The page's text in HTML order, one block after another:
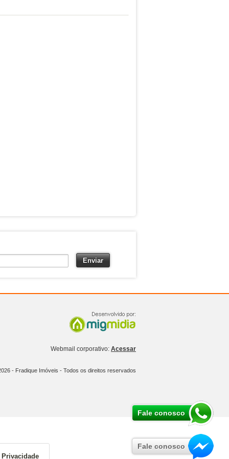
Webmail corporativo: Acessar
- Fradique Imóveis - Todos os direitos reservados
Fale conosco
Fale conosco